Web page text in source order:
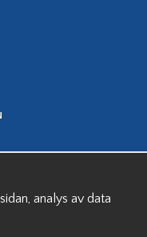
analys av data